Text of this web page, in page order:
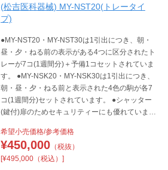
(松吉医科器械) MY-NST20(トレータイ
プ)
●MY-NST20・MY-NST30は1引出につき、朝・
昼・夕・ねる前の表示がある4つに区分されたト
レーが7コ(1週間分)＋予備1コセットされていま
す。 ●MY-NSK20・MY-NSK30は1引出につき、
朝・昼・夕・ねる前と表示された4色の駒が各7
コ(1週間分)セットされています。 ●シャッター
(鍵付)扉のためセキュリティーにも優れていま
希望小売価格/参考価格
¥450,000（税抜）
[¥495,000（税込）]